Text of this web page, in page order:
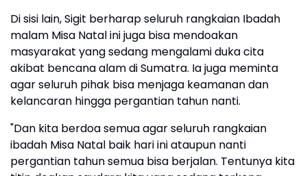
Di sisi lain, Sigit berharap seluruh rangkaian Ibadah
malam Misa Natal ini juga bisa mendoakan
masyarakat yang sedang mengalami duka cita
akibat bencana alam di Sumatra. Ia juga meminta
agar seluruh pihak bisa menjaga keamanan dan
kelancaran hingga pergantian tahun nanti.
"Dan kita berdoa semua agar seluruh rangkaian
ibadah Misa Natal baik hari ini ataupun nanti
pergantian tahun semua bisa berjalan. Tentunya kita